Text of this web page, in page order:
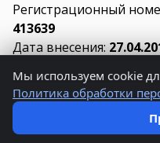
Регистрационный
413639
Дата внесения:
Мы используем cookie
Политика обработки